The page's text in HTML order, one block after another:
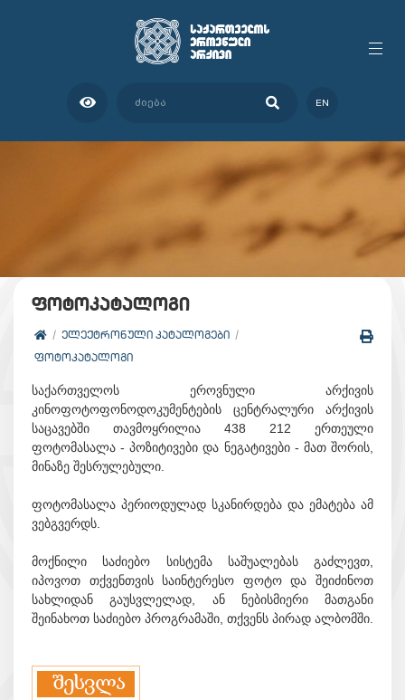
EN
ფოტოკატალოგი
ᲔᲚᲔᲥᲢᲠᲝᲜᲣᲚᲘ ᲙᲐᲢᲐᲚᲝᲒᲔᲑᲘ
ᲤᲝᲢᲝᲙᲐᲢᲐᲚᲝᲒᲘ
საქართველოს ეროვნული არქივის
კინოფოტოფონოდოკუმენტების ცენტრალური არქივის
საცავებში თავმოყრილია 438 212 ერთეული
ფოტომასალა - პოზიტივები და ნეგატივები - მათ შორის,
მინაზე შესრულებული.
ფოტომასალა პერიოდულად სკანირდება და ემატება ამ
ვებგვერდს.
მოქნილი საძიებო სისტემა საშუალებას გაძლევთ,
იპოვოთ თქვენთვის საინტერესო ფოტო და შეიძინოთ
სახლიდან გაუსვლელად, ან ნებისმიერი მათგანი
შეინახოთ საძიებო პროგრამაში, თქვენს პირად ალბომში.